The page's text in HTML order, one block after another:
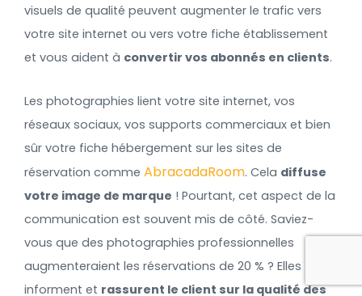
visuels de qualité peuvent augmenter le trafic vers
votre site internet ou vers votre fiche établissement
et vous aident à convertir vos abonnés en clients.
Les photographies lient votre site internet, vos
réseaux sociaux, vos supports commerciaux et bien
sûr votre fiche hébergement sur les sites de
réservation comme AbracadaRoom. Cela diffuse
votre image de marque ! Pourtant, cet aspect de la
communication est souvent mis de côté. Saviez-
vous que des photographies professionnelles
augmenteraient les réservations de 20 % ? Elles
informent et rassurent le client sur la qualité des